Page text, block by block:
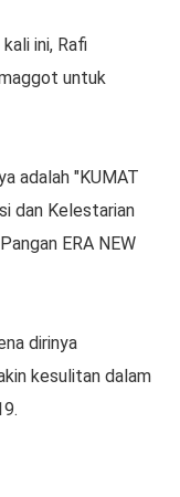
ini, Rafi
untuk
adalah "KUMAT
dan Kelestarian
ERA NEW
dirinya
kesulitan dalam